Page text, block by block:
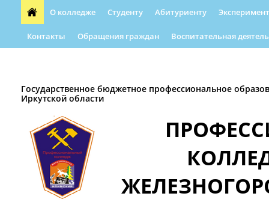
О колледже Студенту Абитуриенту
Контакты Обращения граждан Воспитательная
Государственное бюджетное профессиональное
Иркутской области